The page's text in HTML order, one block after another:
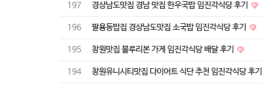
197 경상남도맛집 경남 맛집 한우국밥 임진각식당 후기
196 팔용동밥집 경상남도맛집 소국밥 임진각식당 후기
195 창원맛집 블루리본 가게 임진각식당 배달 후기
194 창원유니시티맛집 다이어트 식단 추천 임진각식당 후기